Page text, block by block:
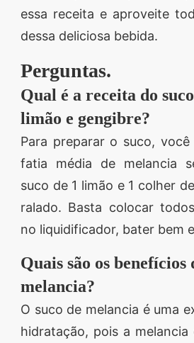
essa receita e aproveite
dessa deliciosa bebida.
Perguntas.
Qual é a receita do
limão e gengibre?
Para preparar o suco,
fatia média de melancia
suco de 1 limão e 1 colher
ralado. Basta colocar
no liquidificador, bater bem
Quais são os benefícios
melancia?
O suco de melancia é uma
hidratação, pois a